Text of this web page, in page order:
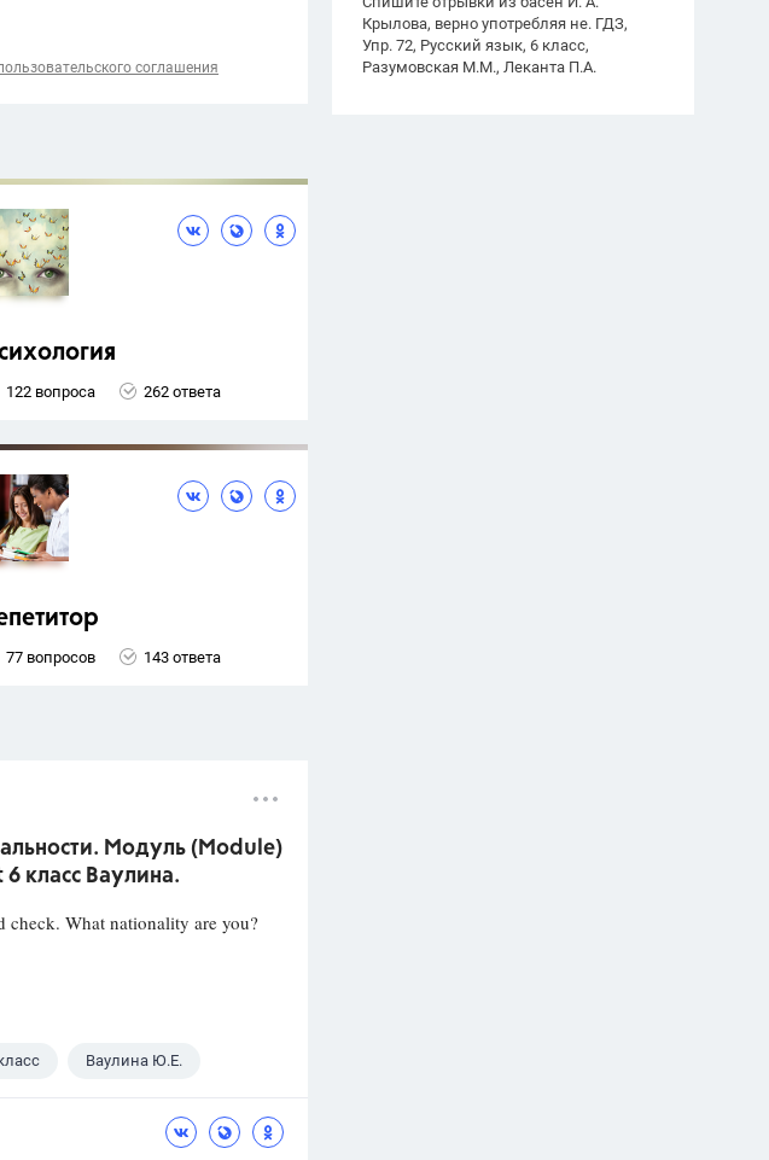
Крылова, верно употребляя не. ГДЗ,
Упр. 72, Русский язык, 6 класс,
Разумовская М.М., Леканта П.А.
соглашения
122 вопроса 262 ответа
77 вопросов 143 ответа
Модуль (Module)
класс Ваулина.
check. What nationality are you?
Ваулина Ю.Е.